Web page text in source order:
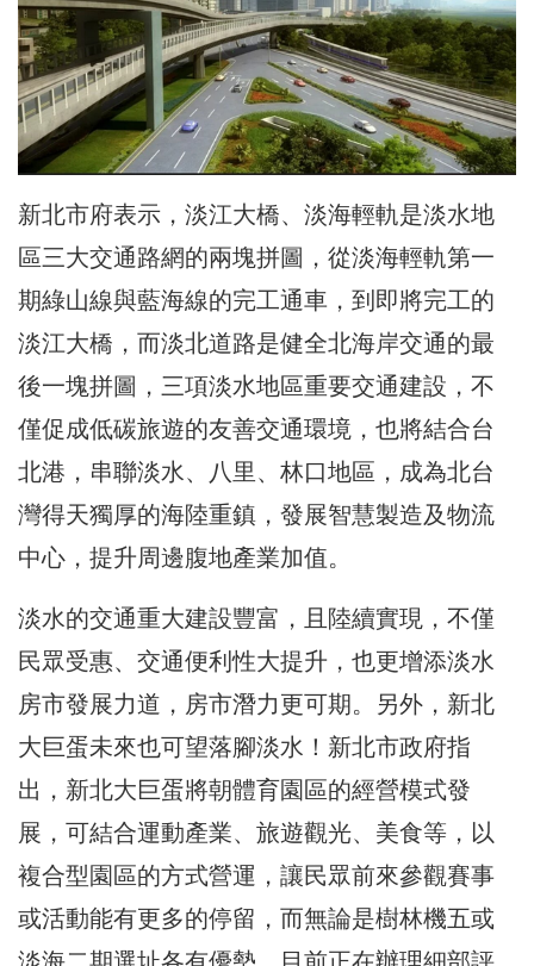
新北市府表示，淡江大橋、淡海輕軌是淡水地
區三大交通路網的兩塊拼圖，從淡海輕軌第一
期綠山線與藍海線的完工通車，到即將完工的
淡江大橋，而淡北道路是健全北海岸交通的最
後一塊拼圖，三項淡水地區重要交通建設，不
僅促成低碳旅遊的友善交通環境，也將結合台
北港，串聯淡水、八里、林口地區，成為北台
灣得天獨厚的海陸重鎮，發展智慧製造及物流
中心，提升周邊腹地產業加值。
淡水的交通重大建設豐富，且陸續實現，不僅
民眾受惠、交通便利性大提升，也更增添淡水
房市發展力道，房市潛力更可期。另外，新北
大巨蛋未來也可望落腳淡水！新北市政府指
出，新北大巨蛋將朝體育園區的經營模式發
展，可結合運動產業、旅遊觀光、美食等，以
複合型園區的方式營運，讓民眾前來參觀賽事
或活動能有更多的停留，而無論是樹林機五或